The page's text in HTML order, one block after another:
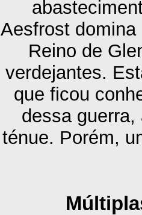
Aesfrost
Reino de
verdejantes.
que ficou
dessa
ténue. Porém,